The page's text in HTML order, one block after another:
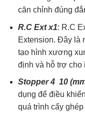
căn chỉnh đúng
R.C Ext x1: R.C
Extension. Đây là
tạo hình xương
định và hỗ trợ cho
Stopper 4 10
dụng để điều
quá trình cấy